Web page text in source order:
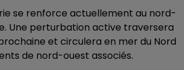
se renforce actuellement au nord-
Une perturbation active traversera
et circulera en mer du Nord
de nord-ouest associés.